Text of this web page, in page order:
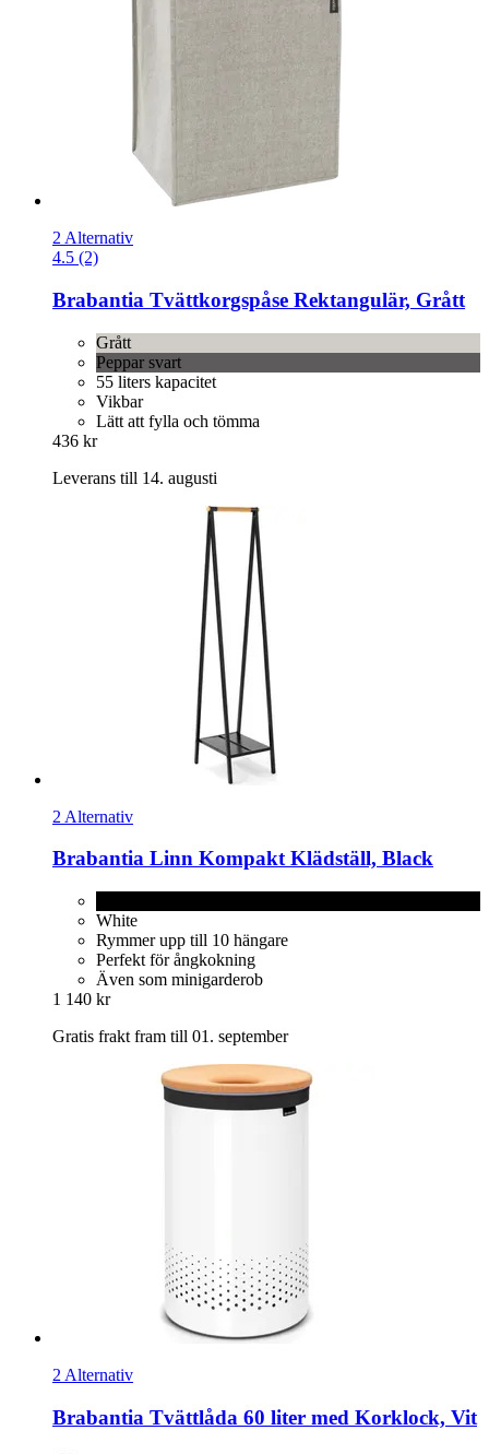
2 Alternativ
4.5 (2)
Brabantia Tvättkorgspåse Rektangulär, Grått
Grått
Peppar svart
55 liters kapacitet
Vikbar
Lätt att fylla och tömma
436 kr
Leverans till 14. augusti
2 Alternativ
Brabantia Linn Kompakt Klädställ, Black
White
Rymmer upp till 10 hängare
Perfekt för ångkokning
Även som minigarderob
1 140 kr
Gratis frakt fram till 01. september
2 Alternativ
Brabantia Tvättlåda 60 liter med Korklock, Vit